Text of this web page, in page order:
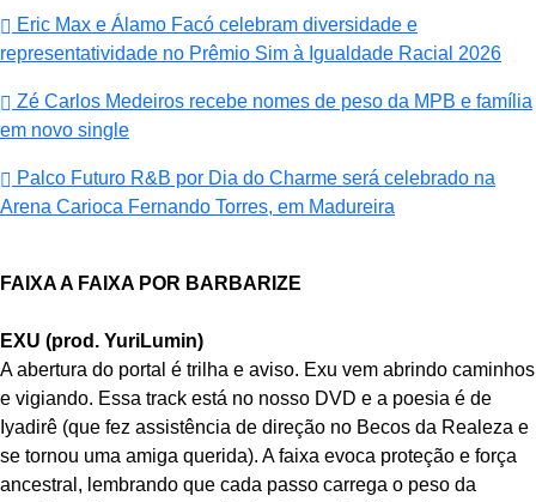
Eric Max e Álamo Facó celebram diversidade e
representatividade no Prêmio Sim à Igualdade Racial 2026
Zé Carlos Medeiros recebe nomes de peso da MPB e família
em novo single
Palco Futuro R&B por Dia do Charme será celebrado na
Arena Carioca Fernando Torres, em Madureira
FAIXA A FAIXA POR BARBARIZE
EXU (prod. YuriLumin)
A abertura do portal é trilha e aviso. Exu vem abrindo caminhos
e vigiando. Essa track está no nosso DVD e a poesia é de
Iyadirê (que fez assistência de direção no Becos da Realeza e
se tornou uma amiga querida). A faixa evoca proteção e força
ancestral, lembrando que cada passo carrega o peso da